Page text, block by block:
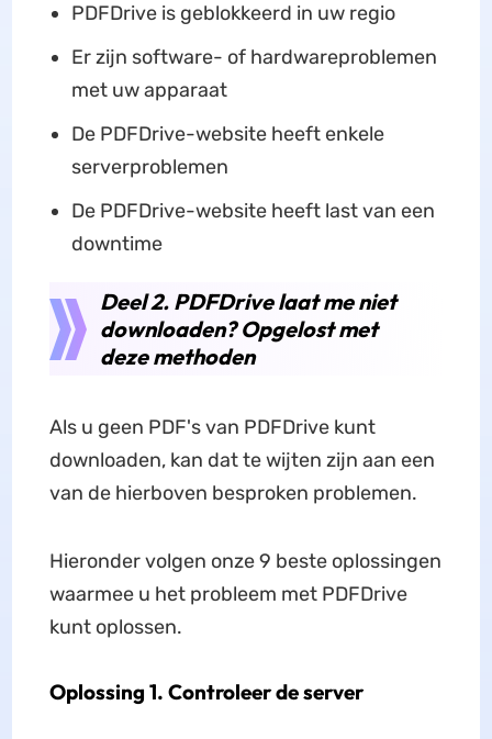
PDFDrive is geblokkeerd in uw regio
Er zijn software- of hardwareproblemen
met uw apparaat
De PDFDrive-website heeft enkele
serverproblemen
De PDFDrive-website heeft last van een
downtime
Deel 2. PDFDrive laat me niet
downloaden? Opgelost met
deze methoden
Als u geen PDF's van PDFDrive kunt
downloaden, kan dat te wijten zijn aan een
van de hierboven besproken problemen.
Hieronder volgen onze 9 beste oplossingen
waarmee u het probleem met PDFDrive
kunt oplossen.
Oplossing 1. Controleer de server